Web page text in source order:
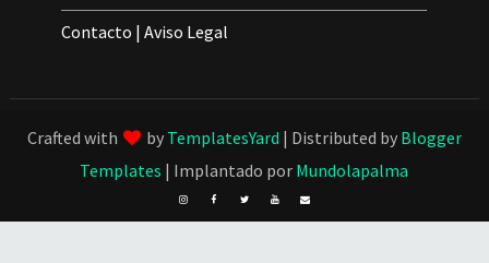
Contacto |Aviso Legal
Crafted with by TemplatesYard | Distributed by Blogger
Templates | Implantado por Mundolapalma